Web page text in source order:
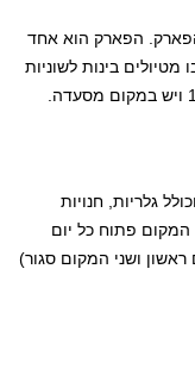
על נופי הפארק. הפארק הוא אחד
מטיולים בינות לשוניות
גלריות, חנויות
פתוח כל יום
(בשבתות עד 16:00 ובימים ראשון ושני המקום סגור)